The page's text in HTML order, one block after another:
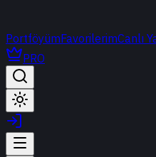
PortföyümFavorilerimCanlı
PRO